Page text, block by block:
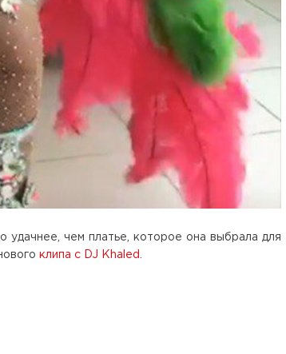
удачнее, чем платье, которое она выбрала для
клипа с DJ Khaled.